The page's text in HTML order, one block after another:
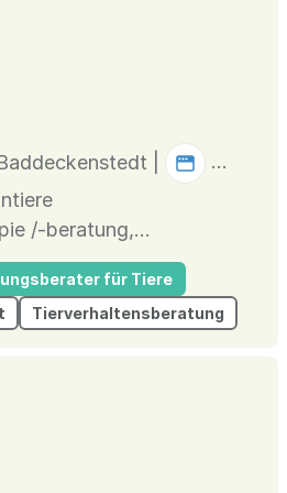
Baddeckenstedt |
/-beratung,
für Tiere
Tierverhaltensberatung